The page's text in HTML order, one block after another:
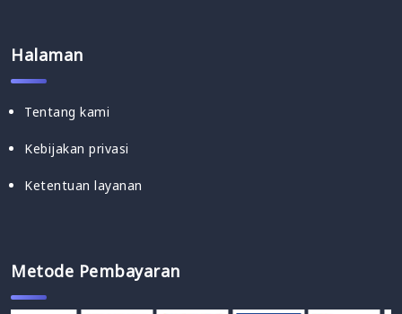
Halaman
Tentang kami
Kebijakan privasi
Ketentuan layanan
Metode Pembayaran